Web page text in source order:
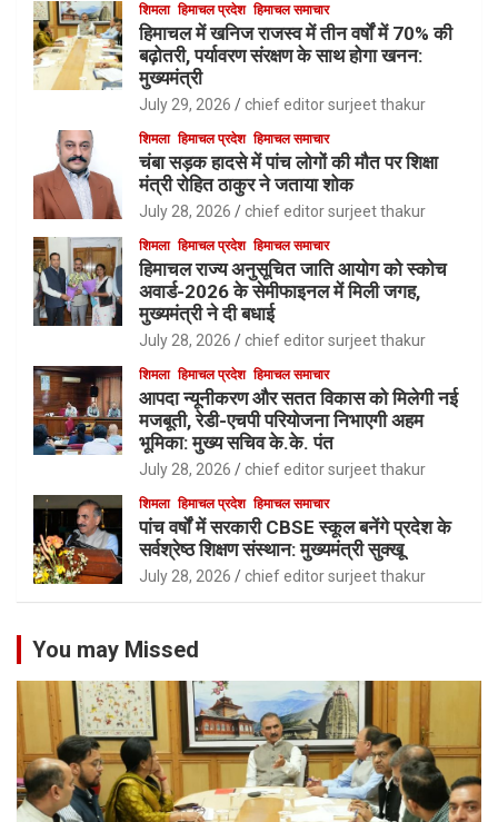
शिमला हिमाचल प्रदेश हिमाचल समाचार
हिमाचल में खनिज राजस्व में तीन वर्षों में 70% की
बढ़ोतरी, पर्यावरण संरक्षण के साथ होगा खनन:
मुख्यमंत्री
July 29, 2026 chief editor surjeet thakur
शिमला हिमाचल प्रदेश हिमाचल समाचार
चंबा सड़क हादसे में पांच लोगों की मौत पर शिक्षा
मंत्री रोहित ठाकुर ने जताया शोक
July 28, 2026 chief editor surjeet thakur
शिमला हिमाचल प्रदेश हिमाचल समाचार
हिमाचल राज्य अनुसूचित जाति आयोग को स्कोच
अवार्ड-2026 के सेमीफाइनल में मिली जगह,
मुख्यमंत्री ने दी बधाई
July 28, 2026 chief editor surjeet thakur
शिमला हिमाचल प्रदेश हिमाचल समाचार
आपदा न्यूनीकरण और सतत विकास को मिलेगी नई
मजबूती, रेडी-एचपी परियोजना निभाएगी अहम
भूमिका: मुख्य सचिव के.के. पंत
July 28, 2026 chief editor surjeet thakur
शिमला हिमाचल प्रदेश हिमाचल समाचार
पांच वर्षों में सरकारी CBSE स्कूल बनेंगे प्रदेश के
सर्वश्रेष्ठ शिक्षण संस्थान: मुख्यमंत्री सुक्खू
July 28, 2026 chief editor surjeet thakur
You may Missed